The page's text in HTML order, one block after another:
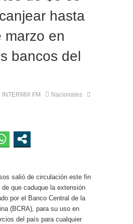
hasta
marzo en
bancos del
INTERMIX FM
Nacionales
salió de circulación este fin
que caduque la extensión
por el Banco Central de la
(BCRA), para su uso en
del país para cualquier